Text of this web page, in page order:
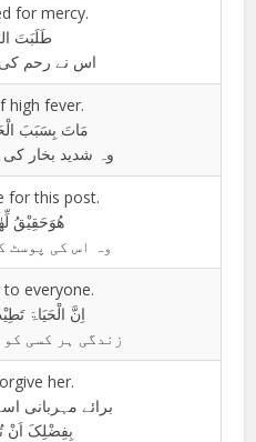
for mercy.
طَلَبَتَ
اس نے رحم کی
high fever.
مَاتَ بِسَبَبَ
وہ شدید بخار
for this post.
ھُوَحَقِیْقُ
وہ اس کی پوسٹ
everyone.
اِنَّ الْحَیَاۃَ
زندگی ہر کسی
her.
برائے مہربانی
بِفِضْلِکَ اَنْ